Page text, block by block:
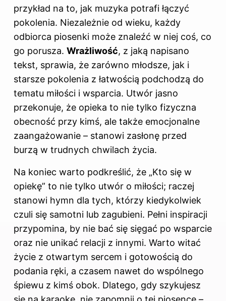
przykład na to, jak muzyka potrafi łączyć
pokolenia. Niezależnie od wieku, każdy
odbiorca piosenki może znaleźć w niej coś, co
go porusza. Wrażliwość, z jaką napisano
tekst, sprawia, że zarówno młodsze, jak i
starsze pokolenia z łatwością podchodzą do
tematu miłości i wsparcia. Utwór jasno
przekonuje, że opieka to nie tylko fizyczna
obecność przy kimś, ale także emocjonalne
zaangażowanie – stanowi zasłonę przed
burzą w trudnych chwilach życia.
Na koniec warto podkreślić, że „Kto się w
opiekę” to nie tylko utwór o miłości; raczej
stanowi hymn dla tych, którzy kiedykolwiek
czuli się samotni lub zagubieni. Pełni inspiracji
przypomina, by nie bać się sięgać po wsparcie
oraz nie unikać relacji z innymi. Warto witać
życie z otwartym sercem i gotowością do
podania ręki, a czasem nawet do wspólnego
śpiewu z kimś obok. Dlatego, gdy szykujesz